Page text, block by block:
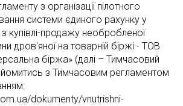
з організації пілотного
системи єдиного рахунку у
купівлі-продажу необробленої
дров'яної на товарній біржі - ТОВ
біржа» (далі – Тимчасовий
з Тимчасовим регламентом
dokumenty/vnutrishni-